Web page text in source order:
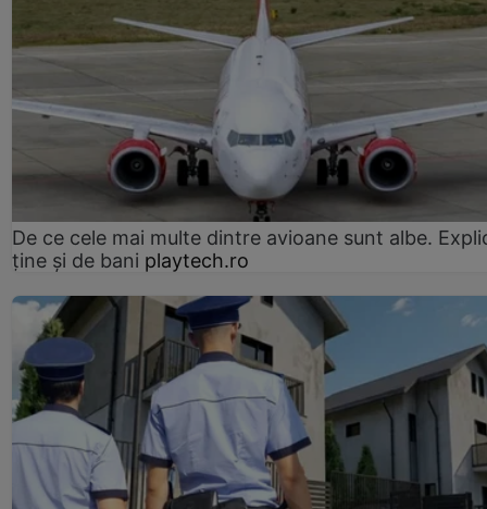
De ce cele mai multe dintre avioane sunt albe.
ține și de bani playtech.ro